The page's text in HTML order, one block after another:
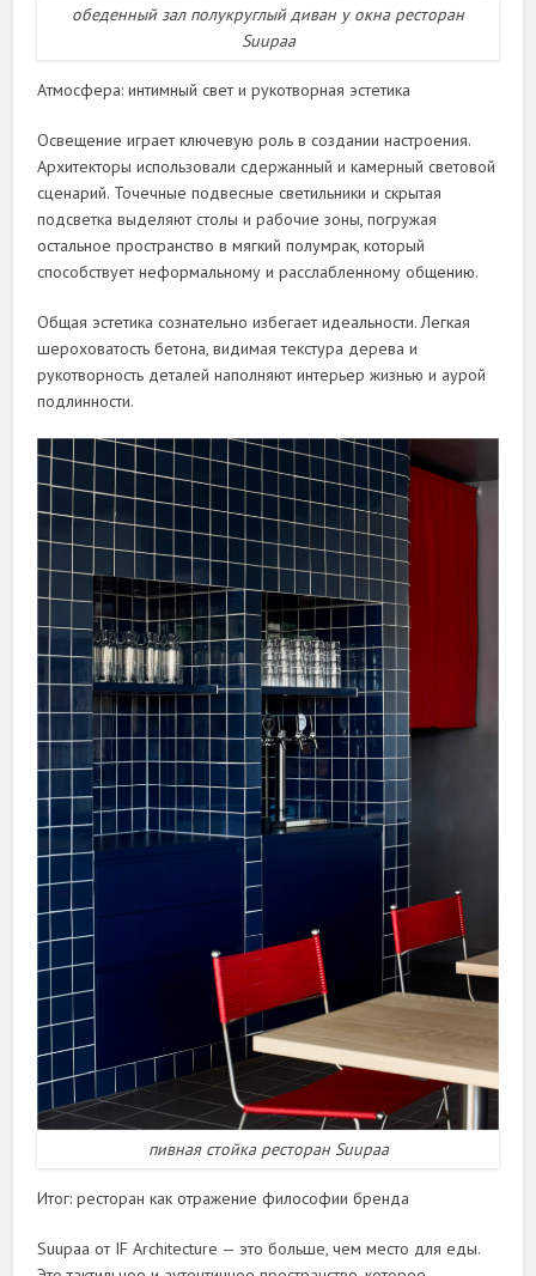
обеденный зал полукруглый диван у окна ресторан
Suupaa
Атмосфера: интимный свет и рукотворная эстетика
Освещение играет ключевую роль в создании настроения.
Архитекторы использовали сдержанный и камерный световой
сценарий. Точечные подвесные светильники и скрытая
подсветка выделяют столы и рабочие зоны, погружая
остальное пространство в мягкий полумрак, который
способствует неформальному и расслабленному общению.
Общая эстетика сознательно избегает идеальности. Легкая
шероховатость бетона, видимая текстура дерева и
рукотворность деталей наполняют интерьер жизнью и аурой
подлинности.
пивная стойка ресторан Suupaa
Итог: ресторан как отражение философии бренда
Suupaa от IF Architecture — это больше, чем место для еды.